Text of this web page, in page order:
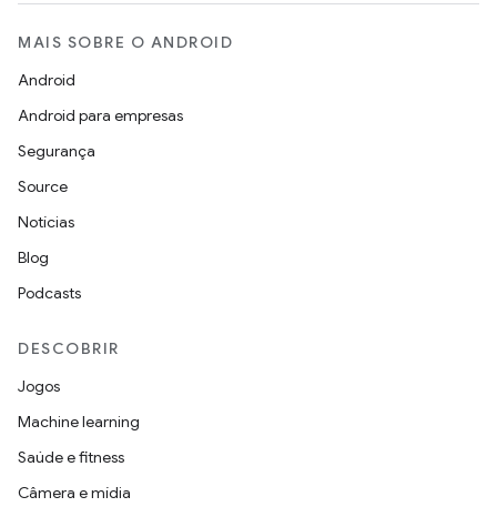
MAIS SOBRE O ANDROID
Android
Android para empresas
Segurança
Source
Notícias
Blog
Podcasts
DESCOBRIR
Jogos
Machine learning
Saúde e fitness
Câmera e mídia